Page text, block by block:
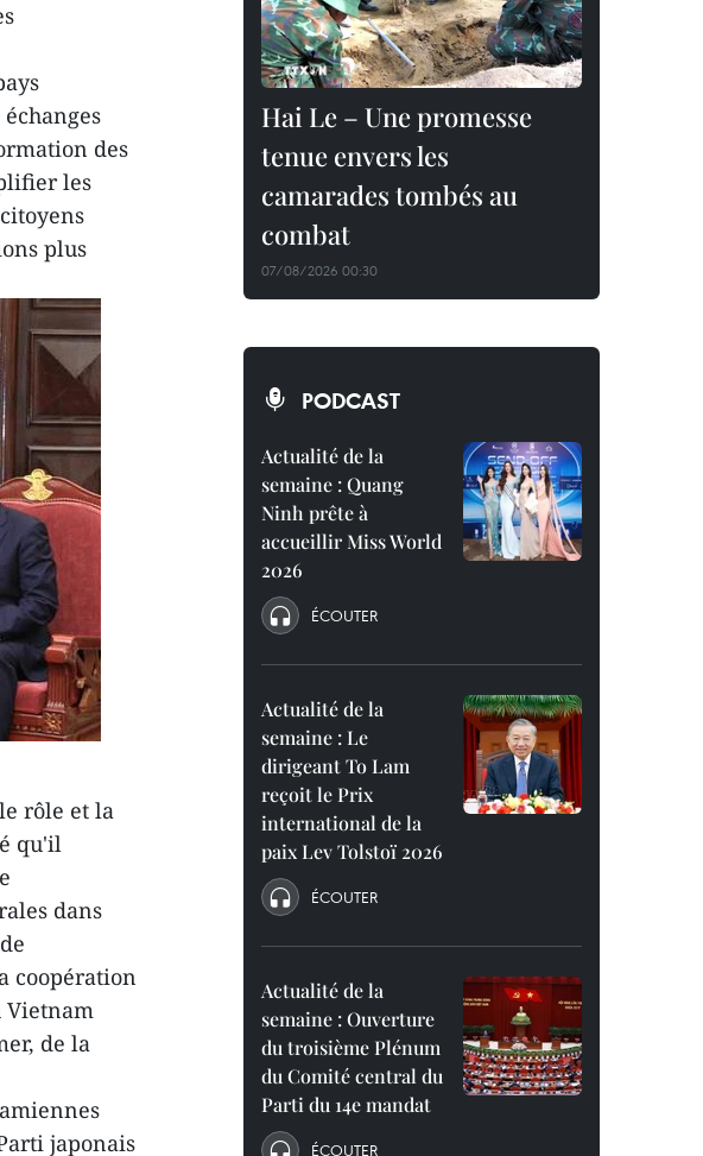
des
les
plus
rôle et la
qu'il
dans
coopération
Vietnam
de la
japonais
Hai Le – Une promesse
tenue envers les
camarades tombés au
combat
07/08/2026 00:30
PODCAST
Actualité de la
semaine : Quang
Ninh prête à
accueillir Miss World
2026
ÉCOUTER
Actualité de la
semaine : Le
dirigeant To Lam
reçoit le Prix
international de la
paix Lev Tolstoï 2026
ÉCOUTER
Actualité de la
semaine : Ouverture
du troisième Plénum
du Comité central du
Parti du 14e mandat
ÉCOUTER